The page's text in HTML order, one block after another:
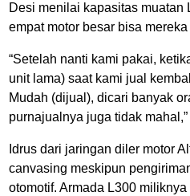
Desi menilai kapasitas muatan
empat motor besar bisa mereka
“Setelah nanti kami pakai,
unit lama) saat kami jual
Mudah (dijual), dicari banyak
purnajualnya juga tidak
Idrus dari jaringan diler motor
canvasing meskipun
otomotif. Armada L300